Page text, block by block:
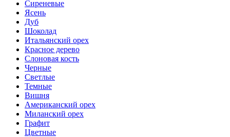
Сиреневые
Ясень
Дуб
Шоколад
Итальянский орех
Красное дерево
Слоновая кость
Черные
Светлые
Темные
Вишня
Американский орех
Миланский орех
Графит
Цветные